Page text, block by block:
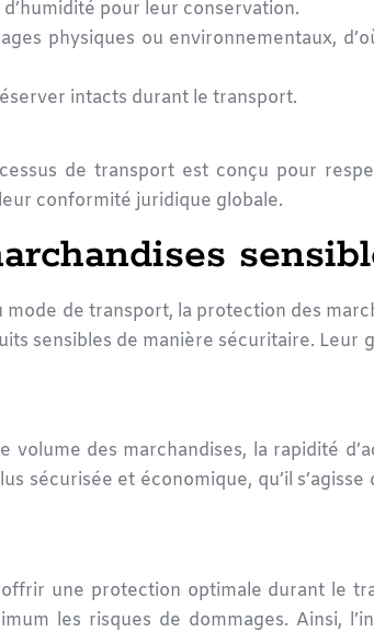
pour leur conservation.
physiques ou environnementaux,
intacts durant le transport.
de transport est conçu pour
conformité juridique globale.
mode de transport, la protection des
sensibles de manière sécuritaire. Leur
des marchandises, la rapidité
sécurisée et économique, qu’il s’agisse
une protection optimale durant le
les risques de dommages. Ainsi,